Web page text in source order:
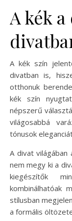
A kék
A kék szín
divatban is,
otthonuk
kék szín
népszerű
világosabbá
tónusok
A divat világában
nem megy ki a
kiegészítők
kombinálhatóak
stílusban
a formális